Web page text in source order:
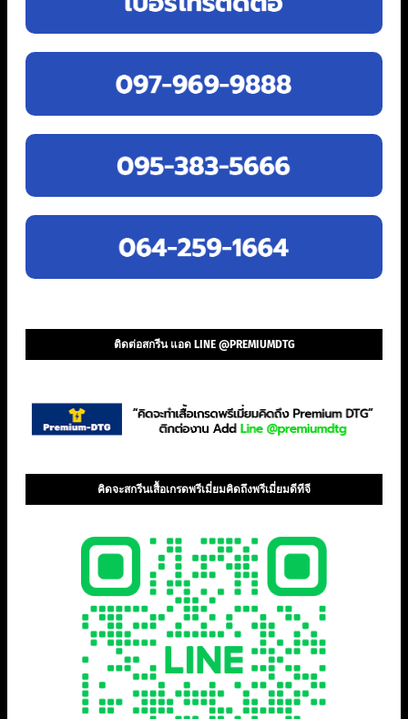
ติดต่อสกรีน แอด LINE @PREMIUMDTG
คิดจะสกรีนเสื้อเกรดพรีเมี่ยมคิดถึงพรีเมี่ยมดีทีจี